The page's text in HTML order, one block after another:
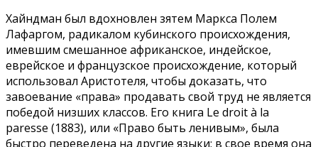
Хайндман был вдохновлен зятем Маркса Полем
Лафаргом, радикалом кубинского происхождения,
имевшим смешанное африканское, индейское,
еврейское и французское происхождение, который
использовал Аристотеля, чтобы доказать, что
завоевание «права» продавать свой труд не является
победой низших классов. Его книга Le droit à la
paresse (1883), или «Право быть ленивым», была
быстро переведена на другие языки; в свое время она